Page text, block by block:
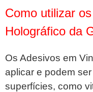
Como utilizar
Holográfico da
Os Adesivos em
aplicar e podem
superfícies, como